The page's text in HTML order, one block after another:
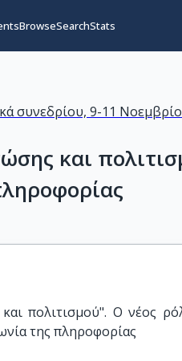
BrowseSearchStats
συνεδρίου, 9-11
και
πολιτισμού". Ο νέος
της πληροφορίας